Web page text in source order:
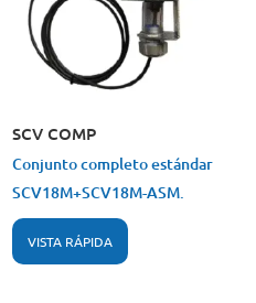
SCV COMP
Conjunto completo estándar
SCV18M+SCV18M-ASM.
VISTA RÁPIDA